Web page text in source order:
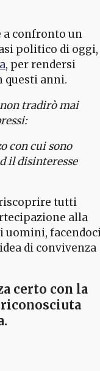
a confronto un
politico di oggi,
, per rendersi
questi anni.
tradirò mai
con cui sono
il disinteresse
tutti
alla
uomini,
di convivenza
certo con la